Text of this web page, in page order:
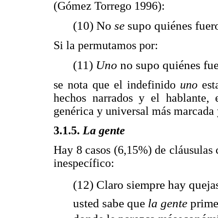
(Gómez Torrego 1996):
(10) No se supo quiénes
Si la permutamos por:
(11) Uno no supo quiénes
se nota que el indefinido uno
hechos narrados y el
genérica y universal más marcada
3.1.5. La gente
Hay 8 casos (6,15%) de
inespecífico:
(12) Claro siempre hay
usted sabe que la gente